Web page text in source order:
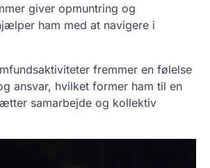
giver opmuntring og
ham med at navigere i
fremmer en følelse
ansvar, hvilket former ham til en
samarbejde og kollektiv